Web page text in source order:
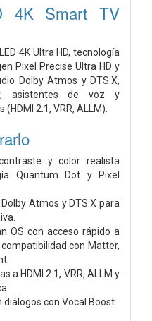
4K Smart TV
4K Ultra HD, tecnología
Pixel Precise Ultra HD y
Dolby Atmos y DTS:X,
asistentes de voz y
2.1, VRR, ALLM).
y color realista
Quantum Dot y Pixel
Atmos y DTS:X para
OS con acceso rápido a
con Matter,
a HDMI 2.1, VRR, ALLM y
con Vocal Boost.